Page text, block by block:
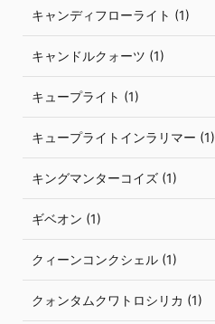
キャンディフローライト (1)
キャンドルクォーツ (1)
キュープライト (1)
キュープライトインラリマー (1)
キングマンターコイズ (1)
ギベオン (1)
クィーンコンクシェル (1)
クォンタムクワトロシリカ (1)